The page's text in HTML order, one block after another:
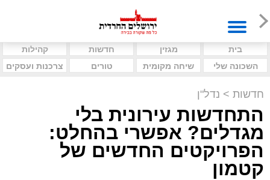
בית מגזין חדשות
קהילות
השכונה שלי
שיחה מקומית טורים צרכנות ועסקים
חדשות > נדל"ן
התחדשות עירונית בלי
מגדלים? אפשרי בהחלט:
הפרויקטים החדשים של
קטמון